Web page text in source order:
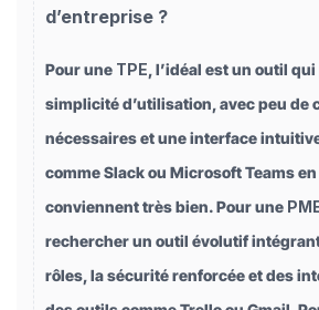
d’entreprise ?
Pour une TPE, l’idéal est un outil
simplicité d’utilisation, avec peu de
nécessaires et une interface
comme Slack ou Microsoft Teams
conviennent très bien. Pour une
rechercher un outil évolutif
rôles, la sécurité renforcée et des